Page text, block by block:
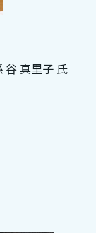
谷 真里子 氏